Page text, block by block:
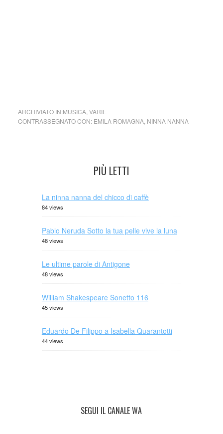
ARCHIVIATO IN:MUSICA, VARIE
CONTRASSEGNATO CON: EMILA ROMAGNA, NINNA NANNA
PIÙ LETTI
La ninna nanna del chicco di caffè
84 views
Pablo Neruda Sotto la tua pelle vive la luna
48 views
Le ultime parole di Antigone
48 views
William Shakespeare Sonetto 116
45 views
Eduardo De Filippo a Isabella Quarantotti
44 views
SEGUI IL CANALE WA